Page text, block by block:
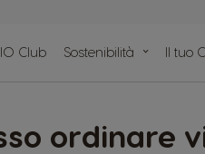
Club Sostenibilità Il tuo
ordinare